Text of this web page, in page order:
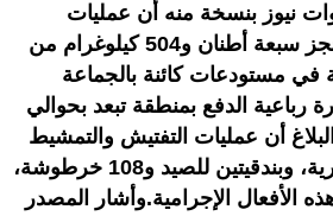
نيوز بنسخة منه أن عمليات
التفتيش المنجزة في إطار هذه القضية أسفرت عن حجز سبعة أطنان و504 كيلوغرام من
في مستودعات كائنة بالجماعة
الدفع بمنطقة تبعد بحوالي
أن عمليات التفتيش والتمشيط
الميداني مكنت أيضا من حجز أربع سيارات ودراجة نارية، وبندقيتين للصيد و108 خرطوشة،
الإجرامية.وأشار المصدر